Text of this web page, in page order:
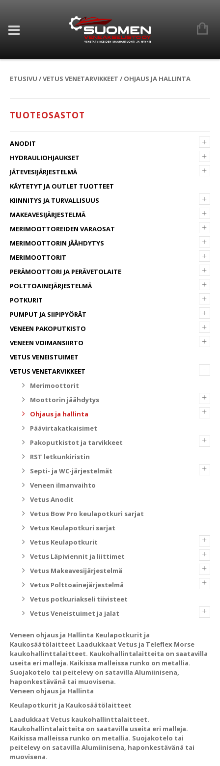
ETUSIVU /VETUS VENETARVIKKEET / OHJAUS JA HALLINTA
TUOTEOSASTOT
+
ANODIT
+
HYDRAULIOHJAUKSET
+
JÄTEVESIJÄRJESTELMÄ
KÄYTETYT JA OUTLET TUOTTEET
+
KIINNITYS JA TURVALLISUUS
+
MAKEAVESIJÄRJESTELMÄ
+
MERIMOOTTOREIDEN VARAOSAT
+
MERIMOOTTORIN JÄÄHDYTYS
+
MERIMOOTTORIT
+
PERÄMOOTTORI JA PERÄVETOLAITE
+
POLTTOAINEJÄRJESTELMÄ
+
POTKURIT
+
PUMPUT JA SIIPIPYÖRÄT
+
VENEEN PAKOPUTKISTO
+
VENEEN VOIMANSIIRTO
VETUS VENEISTUIMET
–
VETUS VENETARVIKKEET
Merimoottorit
+
Moottorin jäähdytys
+
Ohjaus ja hallinta
Päävirtakatkaisimet
+
Pakoputkistot ja tarvikkeet
RST letkunkiristin
+
Septi- ja WC-järjestelmät
Veneen ilmanvaihto
Vetus Anodit
Vetus Bow Pro keulapotkuri sarjat
Vetus Keulapotkuri sarjat
+
Vetus Keulapotkurit
+
Vetus Läpiviennit ja liittimet
+
Vetus Makeavesijärjestelmä
+
Vetus Polttoainejärjestelmä
Vetus potkuriakseli tiivisteet
+
Vetus Veneistuimet ja jalat
Veneen ohjaus ja Hallinta Keulapotkurit ja
Kaukosäätölaitteet Laadukkaat Vetus ja Teleflex Morse
kaukohallinttalaitteet. Kaukohallintalaitteita on saatavilla
useita eri malleja. Kaikissa malleissa runko on metallia.
Suojakotelo tai peitelevy on satavilla Alumiinisena,
haponkestävänä tai muovisena.
Veneen ohjaus ja Hallinta
Keulapotkurit ja Kaukosäätölaitteet
Laadukkaat Vetus kaukohallinttalaitteet.
Kaukohallintalaitteita on saatavilla useita eri malleja.
Kaikissa malleissa runko on metallia. Suojakotelo tai
peitelevy on satavilla Alumiinisena, haponkestävänä tai
muovisena.